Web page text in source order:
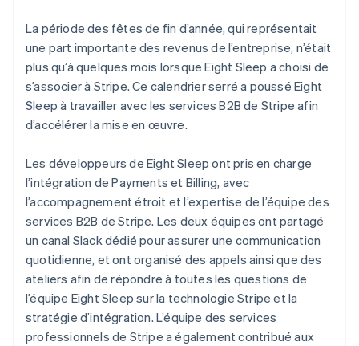
La période des fêtes de fin d’année, qui représentait
une part importante des revenus de l’entreprise, n’était
plus qu’à quelques mois lorsque Eight Sleep a choisi de
s’associer à Stripe. Ce calendrier serré a poussé Eight
Sleep à travailler avec les services B2B de Stripe afin
d’accélérer la mise en œuvre.
Les développeurs de Eight Sleep ont pris en charge
l’intégration de Payments et Billing, avec
l’accompagnement étroit et l’expertise de l’équipe des
services B2B de Stripe. Les deux équipes ont partagé
un canal Slack dédié pour assurer une communication
quotidienne, et ont organisé des appels ainsi que des
ateliers afin de répondre à toutes les questions de
l’équipe Eight Sleep sur la technologie Stripe et la
stratégie d’intégration. L’équipe des services
professionnels de Stripe a également contribué aux